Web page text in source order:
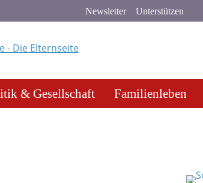
Unterstützen
Newsletter
& Gesellschaft Familienleben